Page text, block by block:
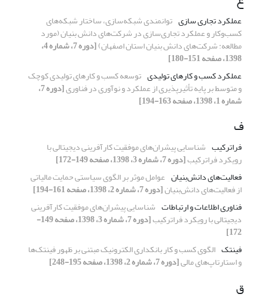
عملکرد تجاری سازی توانمندی شبکه‌سازی، ساختار شبکه‌های
کسب‌وکار و عملکرد تجاری‌سازی در شرکت‌های دانش بنیان (مورد
مطالعه: شرکت‌های دانش بنیان استان اصفهان) [دوره 7، شماره 4،
1398، صفحه 151-180]
عملکرد کسب و کارهای تولیدی توسعه کسب و کارهای تولیدی کوچک
و متوسط بر پایه تأثیرپذیری از عملکرد و نوآوری در فناوری [دوره 7،
شماره 1، 1398، صفحه 163-194]
ف
فراترکیب شناسایی پیشران‌های موفقیت کارآفرینی دیجیتالی با
رویکرد فراترکیب[دوره 7، شماره 3، 1398، صفحه 149-172]
فعالیت‌های دانش‌بنیان عوامل موثر بر الگوی سیاستی حمایت مالیاتی
از فعالیت‌های دانش‌بنیان[دوره 7، شماره 2، 1398، صفحه 161-194]
فناوری اطلاعات و ارتباطات شناسایی پیشران‌های موفقیت کارآفرینی
دیجیتالی با رویکرد فراترکیب [دوره 7، شماره 3، 1398، صفحه 149-
172]
فینتک الگوی کسب و کار بانکداری الکترونیک مبتنی بر ظهور فینتک‌ها
و استارتاپ‌های مالی[دوره 7، شماره 2، 1398، صفحه 195-248]
ق